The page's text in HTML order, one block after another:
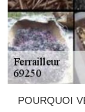
POURQUOI